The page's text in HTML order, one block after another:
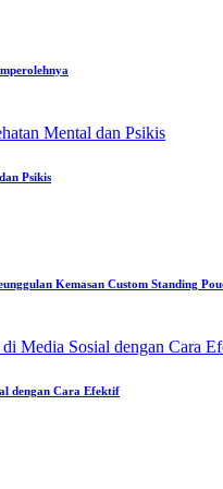
Psikis
Kemasan Custom Standing
dengan Cara Efektif